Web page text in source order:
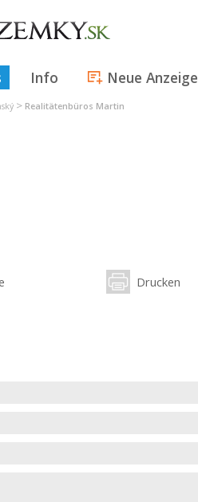
Info Neue Anzeige
> Realitätenbüros Martin
Drucken